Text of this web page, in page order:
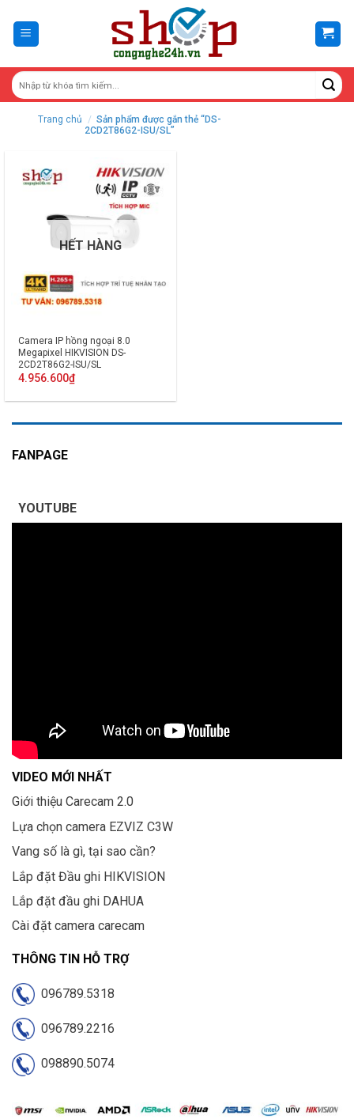
content
Trang chủ / Sản phẩm được gắn thẻ “DS-
2CD2T86G2-ISU/SL”
HẾT HÀNG
Camera IP hồng ngoại 8.0
Megapixel HIKVISION DS-
2CD2T86G2-ISU/SL
4.956.600₫
FANPAGE
YOUTUBE
VIDEO MỚI NHẤT
Giới thiệu Carecam 2.0
Lựa chọn camera EZVIZ C3W
Vang số là gì, tại sao cần?
Lắp đặt Đầu ghi HIKVISION
Lắp đặt đầu ghi DAHUA
Cài đặt camera carecam
THÔNG TIN HỖ TRỢ
096789.5318
096789.2216
098890.5074